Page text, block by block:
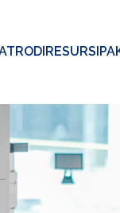
RESURSI